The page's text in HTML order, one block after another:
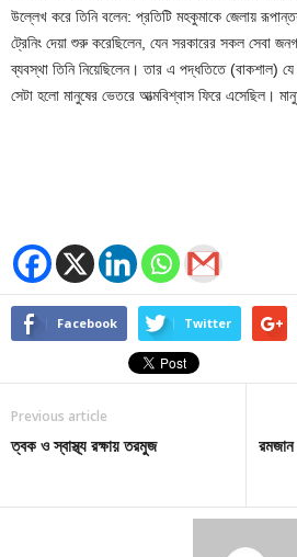
উল্লেখ করে তিনি বলেন: প্রতিটি মহকুমাকে জেলায়
ট্রেনিং দেয়া শুরু করেছিলেন, যেন সরকারের সকল সেবা
ব্যবস্থা তিনি নিয়েছিলেন। তার এ পদ্ধতিতে (বাকশাল)
সেটা হলো মানুষের ভেতরে আত্মবিশ্বাস ফিরে এসেছিল।
Facebook Twitter
Previous article
ত্বক ও স্বাস্থ্য রক্ষায় তরমুজ